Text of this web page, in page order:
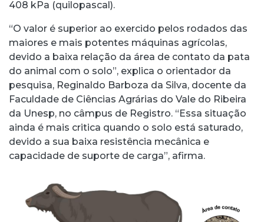
408 kPa (quilopascal).
“O valor é superior ao exercido pelos rodados das
maiores e mais potentes máquinas agrícolas,
devido a baixa relação da área de contato da pata
do animal com o solo”, explica o orientador da
pesquisa, Reginaldo Barboza da Silva, docente da
Faculdade de Ciências Agrárias do Vale do Ribeira
da Unesp, no câmpus de Registro. “Essa situação
ainda é mais critica quando o solo está saturado,
devido a sua baixa resistência mecânica e
capacidade de suporte de carga”, afirma.